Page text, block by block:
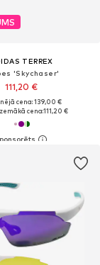
TERREX
'Skychaser'
111,20 €
cena: 139,00 €
cena:111,20 €